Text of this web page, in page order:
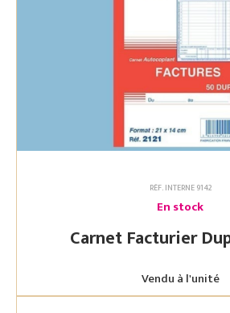
RÉF. INTERNE 9142
En stock
Vendu à l'unité